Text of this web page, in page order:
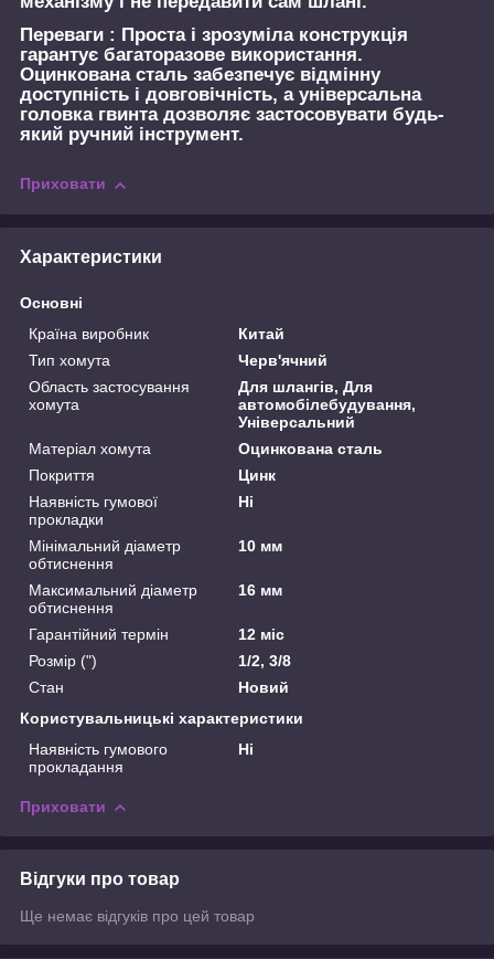
Переваги : Проста і зрозуміла конструкція
гарантує багаторазове використання.
Оцинкована сталь забезпечує відмінну
доступність і довговічність, а універсальна
головка гвинта дозволяє застосовувати будь-
який ручний інструмент.
Приховати
Характеристики
Основні
Країна виробник
Китай
Тип хомута
Черв'ячний
Область застосування
хомута
Для шлангів, Для
автомобілебудування,
Універсальний
Матеріал хомута
Оцинкована сталь
Покриття
Цинк
Наявність гумової
прокладки
Ні
Мінімальний діаметр
обтиснення
10 мм
Максимальний діаметр
обтиснення
16 мм
Гарантійний термін
12 міс
Розмір (")
1/2, 3/8
Стан
Новий
Користувальницькі характеристики
Наявність гумового
прокладання
Ні
Приховати
Відгуки про товар
Ще немає відгуків про цей товар